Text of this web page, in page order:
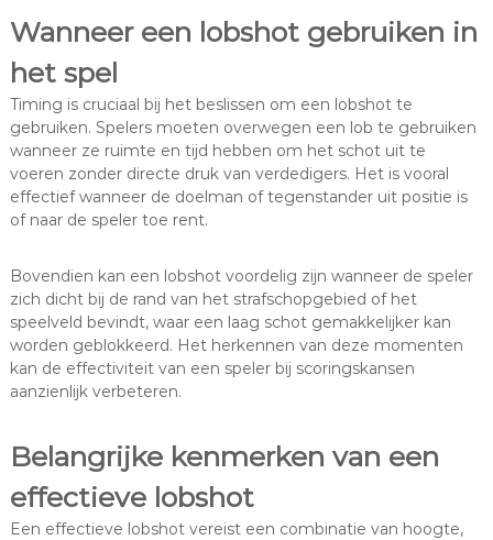
Wanneer een lobshot gebruiken in
het spel
Timing is cruciaal bij het beslissen om een lobshot te
gebruiken. Spelers moeten overwegen een lob te gebruiken
wanneer ze ruimte en tijd hebben om het schot uit te
voeren zonder directe druk van verdedigers. Het is vooral
effectief wanneer de doelman of tegenstander uit positie is
of naar de speler toe rent.
Bovendien kan een lobshot voordelig zijn wanneer de speler
zich dicht bij de rand van het strafschopgebied of het
speelveld bevindt, waar een laag schot gemakkelijker kan
worden geblokkeerd. Het herkennen van deze momenten
kan de effectiviteit van een speler bij scoringskansen
aanzienlijk verbeteren.
Belangrijke kenmerken van een
effectieve lobshot
Een effectieve lobshot vereist een combinatie van hoogte,